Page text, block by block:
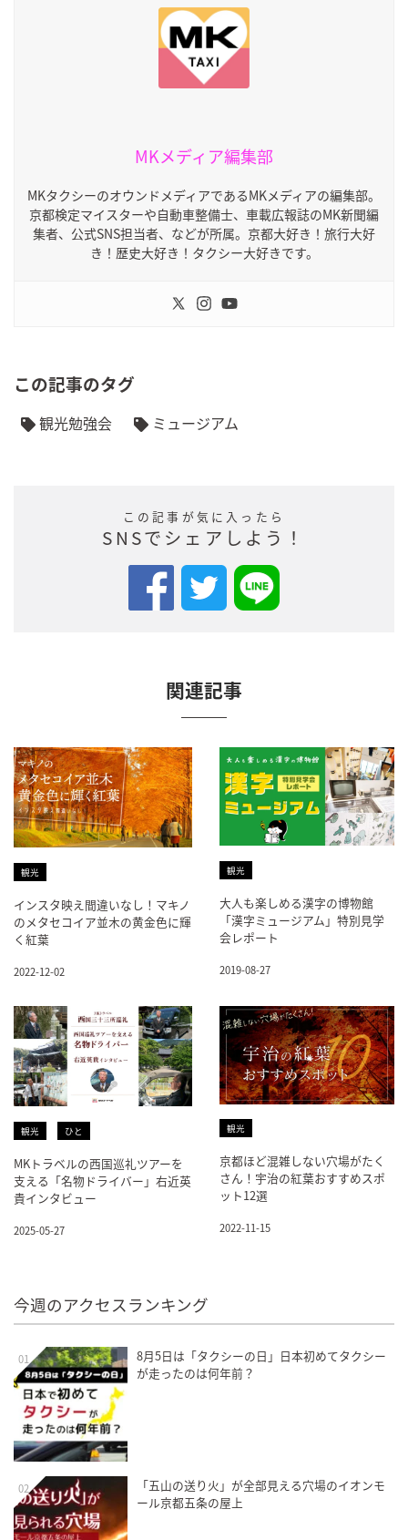
MKメディア編集部
MKタクシーのオウンドメディアであるMKメディアの編集部。
京都検定マイスターや自動車整備士、車載広報誌のMK新聞編
集者、公式SNS担当者、などが所属。京都大好き！旅行大好
き！歴史大好き！タクシー大好きです。
この記事のタグ
観光勉強会 ミュージアム
この記事が気に入ったら
SNSでシェアしよう！
関連記事
観光
インスタ映え間違いなし！マキノ
のメタセコイア並木の黄金色に輝
く紅葉
2022-12-02
観光
大人も楽しめる漢字の博物館
「漢字ミュージアム」特別見学
会レポート
2019-08-27
観光 ひと
MKトラベルの西国巡礼ツアーを
支える「名物ドライバー」右近英
貴インタビュー
2025-05-27
観光
京都ほど混雑しない穴場がたく
さん！宇治の紅葉おすすめスポ
ット12選
2022-11-15
今週のアクセスランキング
01
8月5日は「タクシーの日」日本初めてタクシー
が走ったのは何年前？
02
「五山の送り火」が全部見える穴場のイオンモ
ール京都五条の屋上